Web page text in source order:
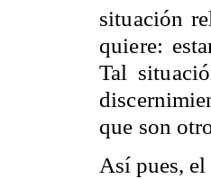
situación
quiere:
Tal
que son
Así pues, el